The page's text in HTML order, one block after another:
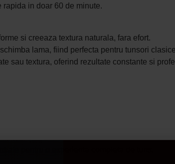
rapida in doar 60 de minute.
si creeaza textura naturala, fara efort.
lama, fiind perfecta pentru tunsori
sau textura, oferind rezultate constante si
pentru o experienta completa de tuns.